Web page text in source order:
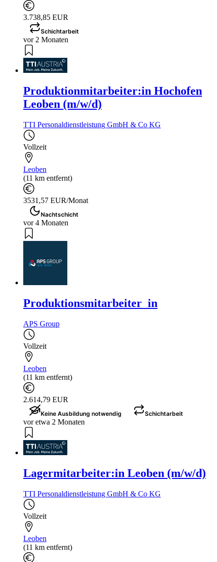
3.738,85 EUR
Schichtarbeit
vor 2 Monaten
Produktionmitarbeiter:in Hochofen
Leoben (m/w/d)
TTI Personaldienstleistung GmbH & Co KG
Vollzeit
Leoben
(11 km entfernt)
3531,57 EUR/Monat
Nachtschicht
vor 4 Monaten
Produktionsmitarbeiter_in
APS Group
Vollzeit
Leoben
(11 km entfernt)
2.614,79 EUR
Keine Ausbildung notwendig Schichtarbeit
vor etwa 2 Monaten
Lagermitarbeiter:in Leoben (m/w/d)
TTI Personaldienstleistung GmbH & Co KG
Vollzeit
Leoben
(11 km entfernt)